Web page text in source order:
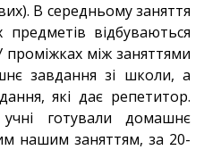
В середньому заняття
відбуваються
проміжках між заняттями
завдання зі школи, а
які дає репетитор.
готували домашнє
нашим заняттям, за 20-